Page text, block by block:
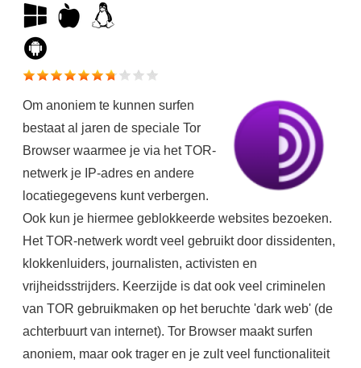
Om anoniem te kunnen surfen
bestaat al jaren de speciale Tor
Browser waarmee je via het TOR-
netwerk je IP-adres en andere
locatiegegevens kunt verbergen.
Ook kun je hiermee geblokkeerde websites bezoeken.
Het TOR-netwerk wordt veel gebruikt door dissidenten,
klokkenluiders, journalisten, activisten en
vrijheidsstrijders. Keerzijde is dat ook veel criminelen
van TOR gebruikmaken op het beruchte 'dark web' (de
achterbuurt van internet). Tor Browser maakt surfen
anoniem, maar ook trager en je zult veel functionaliteit